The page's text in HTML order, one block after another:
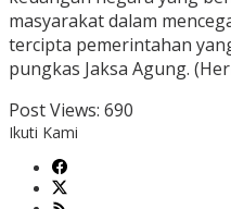
masyarakat dalam
tercipta pemerintahan
pungkas Jaksa Agung.
Post Views: 690
Ikuti Kami